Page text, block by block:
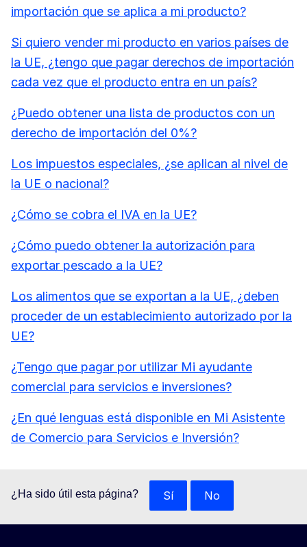
importación que se aplica a mi producto?
Si quiero vender mi producto en varios países de
la UE, ¿tengo que pagar derechos de importación
cada vez que el producto entra en un país?
¿Puedo obtener una lista de productos con un
derecho de importación del 0%?
Los impuestos especiales, ¿se aplican al nivel de
la UE o nacional?
¿Cómo se cobra el IVA en la UE?
¿Cómo puedo obtener la autorización para
exportar pescado a la UE?
Los alimentos que se exportan a la UE, ¿deben
proceder de un establecimiento autorizado por la
UE?
¿Tengo que pagar por utilizar Mi ayudante
comercial para servicios e inversiones?
¿En qué lenguas está disponible en Mi Asistente
de Comercio para Servicios e Inversión?
¿Ha sido útil esta página? Sí No